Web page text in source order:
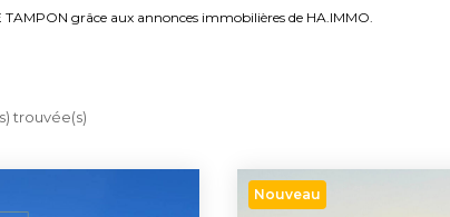
grâce aux annonces immobilières de HA.IMMO.
trouvée(s)
Nouveau